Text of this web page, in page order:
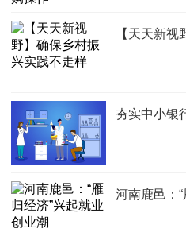
【天天新
夯实中小银
河南鹿邑：